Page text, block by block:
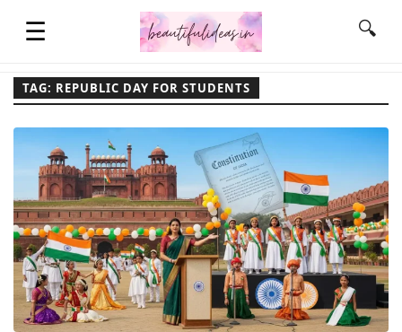
☰
QUOTES
LIFESTYLE
FASHION & STYLE
🔍
TAG: REPUBLIC DAY FOR STUDENTS